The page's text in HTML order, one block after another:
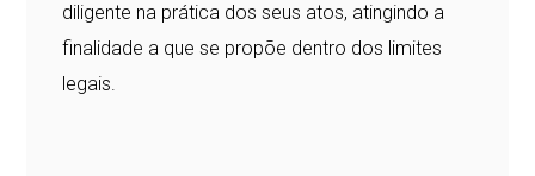
diligente na prática dos seus atos, atingindo a
finalidade a que se propõe dentro dos limites
legais.